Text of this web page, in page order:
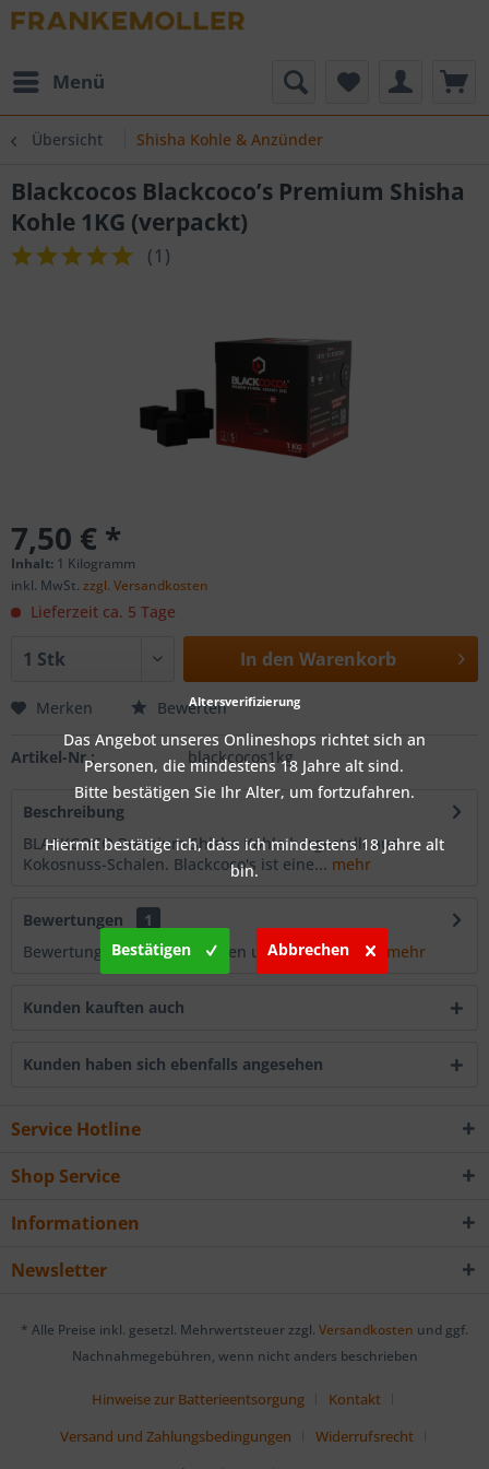
Menü
Übersicht Shisha Kohle & Anzünder
Blackcocos Blackcoco’s Premium Shisha
Kohle 1KG (verpackt)
(1 )
7,50 € *
Inhalt: 1 Kilogramm
inkl. MwSt. zzgl. Versandkosten
Lieferzeit ca. 5 Tage
In den Warenkorb
Merken Bewerten
Artikel-Nr.: blackcocos1kg
Beschreibung
BLACKCOCO Premium Shisha Kohle hergestellt aus
Kokosnuss-Schalen. Blackcoco's ist eine... mehr
Bewertungen
1
Bewertungen lesen, schreiben und diskutieren... mehr
Kunden kauften auch
Kunden haben sich ebenfalls angesehen
Service Hotline
Shop Service
Informationen
Newsletter
* Alle Preise inkl. gesetzl. Mehrwertsteuer zzgl. Versandkosten und ggf.
Nachnahmegebühren, wenn nicht anders beschrieben
Hinweise zur Batterieentsorgung
Kontakt
Versand und Zahlungsbedingungen
Widerrufsrecht
Altersverifizierung
Das Angebot unseres Onlineshops richtet sich an
Personen, die mindestens 18 Jahre alt sind.
Bitte bestätigen Sie Ihr Alter, um fortzufahren.
Hiermit bestätige ich, dass ich mindestens 18 Jahre alt
bin.
Bestätigen Abbrechen